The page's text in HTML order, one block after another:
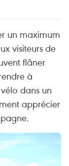
un maximum
visiteurs de
flâner
à
dans un
apprécier